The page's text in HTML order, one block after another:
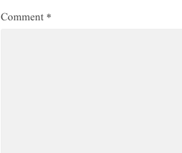
Comment*